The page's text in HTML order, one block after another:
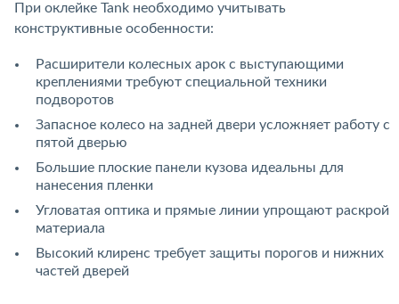
При оклейке Tank необходимо учитывать
конструктивные особенности:
Расширители колесных арок с выступающими
креплениями требуют специальной техники
подворотов
Запасное колесо на задней двери усложняет работу с
пятой дверью
Большие плоские панели кузова идеальны для
нанесения пленки
Угловатая оптика и прямые линии упрощают раскрой
материала
Высокий клиренс требует защиты порогов и нижних
частей дверей